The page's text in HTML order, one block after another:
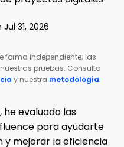
31, 2026
forma independiente; las
pruebas. Consulta
y nuestra metodología.
evaluado las
para ayudarte
y mejorar la eficiencia